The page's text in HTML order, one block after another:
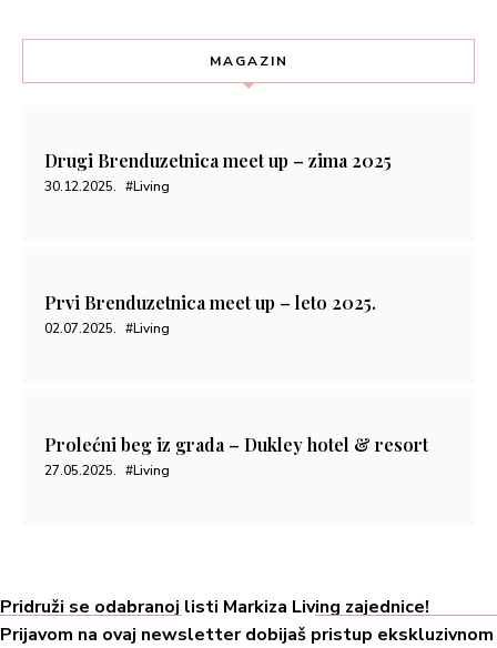
MAGAZIN
Drugi Brenduzetnica meet up – zima 2025
30.12.2025. #Living
Prvi Brenduzetnica meet up – leto 2025.
02.07.2025. #Living
Prolećni beg iz grada – Dukley hotel & resort
27.05.2025. #Living
Pridruži se odabranoj listi Markiza Living zajednice!
Prijavom na ovaj newsletter dobijaš pristup ekskluzivnom